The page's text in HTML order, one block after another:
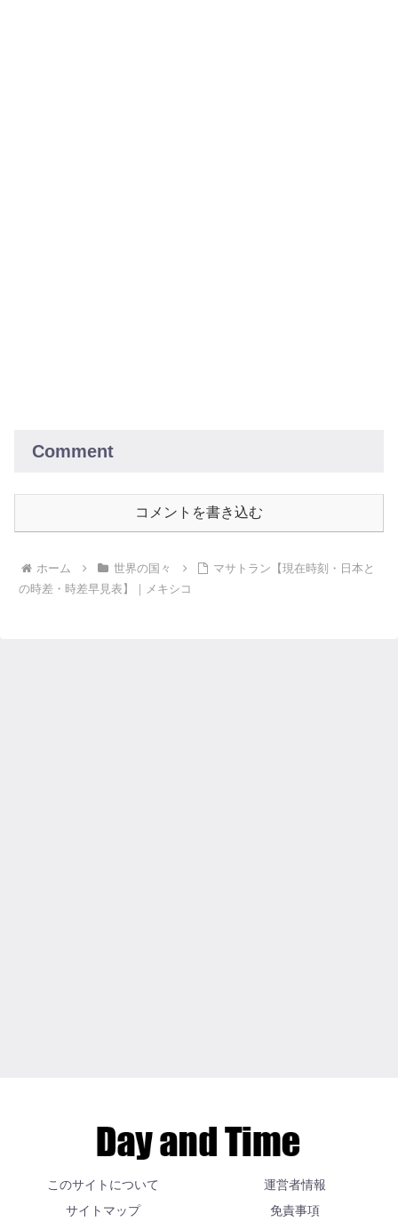
Comment
コメントを書き込む
ホーム 世界の国々
マサトラン【現在時刻・日本と
の時差・時差早見表】｜メキシコ
このサイトについて
運営者情報
サイトマップ
免責事項